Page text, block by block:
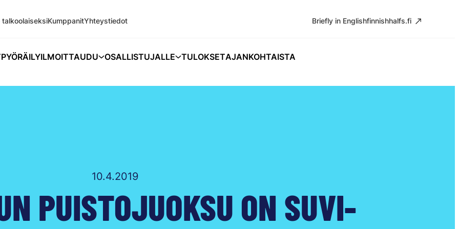
PYÖRÄILYILMOITTAUDU OSALLISTUJALLE TULOKSETAJANKOHTAISTA
talkoolaiseksiKumppanitYhteystiedot Briefly in Englishfinnishhalfs.fi
10.4.2019
PUISTOJUOKSU ON SUVI-